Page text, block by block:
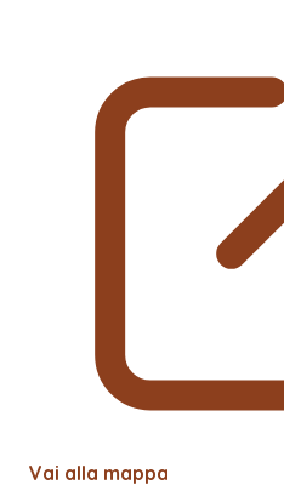
Vai alla mappa